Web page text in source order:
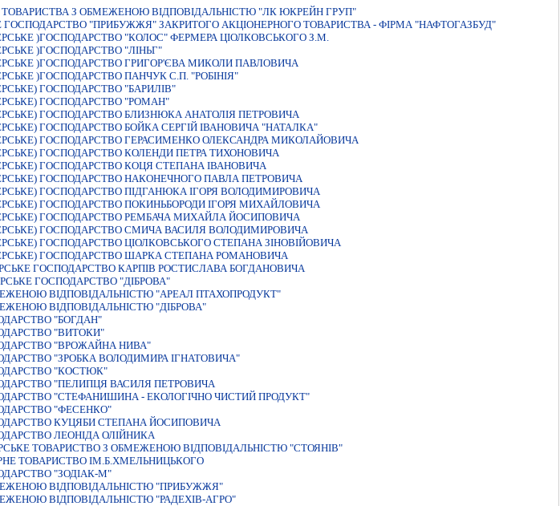
ТОВАРИСТВА З ОБМЕЖЕНОЮ ВІДПОВІДАЛЬНІСТЮ "ЛК ЮКРЕЙН ГРУП"
ГОСПОДАРСТВО "ПРИБУЖЖЯ" ЗАКРИТОГО АКЦІОНЕРНОГО ТОВАРИСТВА - ФІРМА "НАФТОГАЗБУД"
)ГОСПОДАРСТВО "КОЛОС" ФЕРМЕРА ЦIОЛКОВСЬКОГО З.М.
)ГОСПОДАРСТВО "ЛІНЬГ"
)ГОСПОДАРСТВО ГРИГОР'ЄВА МИКОЛИ ПАВЛОВИЧА
)ГОСПОДАРСТВО ПАНЧУК С.П. "РОБІНІЯ"
ГОСПОДАРСТВО "БАРИЛІВ"
ГОСПОДАРСТВО "РОМАН"
ГОСПОДАРСТВО БЛИЗНЮКА АНАТОЛIЯ ПЕТРОВИЧА
ГОСПОДАРСТВО БОЙКА СЕРГІЙ ІВАНОВИЧА "НАТАЛКА"
ГОСПОДАРСТВО ГЕРАСИМЕНКО ОЛЕКСАНДРА МИКОЛАЙОВИЧА
ГОСПОДАРСТВО КОЛЕНДИ ПЕТРА ТИХОНОВИЧА
ГОСПОДАРСТВО КОЦЯ СТЕПАНА IВАНОВИЧА
ГОСПОДАРСТВО НАКОНЕЧНОГО ПАВЛА ПЕТРОВИЧА
ГОСПОДАРСТВО ПІДГАНЮКА ІГОРЯ ВОЛОДИМИРОВИЧА
ГОСПОДАРСТВО ПОКИНЬБОРОДИ ІГОРЯ МИХАЙЛОВИЧА
ГОСПОДАРСТВО РЕМБАЧА МИХАЙЛА ЙОСИПОВИЧА
ГОСПОДАРСТВО СМИЧА ВАСИЛЯ ВОЛОДИМИРОВИЧА
ГОСПОДАРСТВО ЦIОЛКОВСЬКОГО СТЕПАНА ЗIНОВIЙОВИЧА
ГОСПОДАРСТВО ШАРКА СТЕПАНА РОМАНОВИЧА
ГОСПОДАРСТВО КАРПІВ РОСТИСЛАВА БОГДАНОВИЧА
ГОСПОДАРСТВО "ДIБРОВА"
ВІДПОВІДАЛЬНІСТЮ "АРЕАЛ ПТАХОПРОДУКТ"
ВІДПОВІДАЛЬНІСТЮ "ДІБРОВА"
"БОГДАН"
"ВИТОКИ"
"ВРОЖАЙНА НИВА"
"ЗРОБКА ВОЛОДИМИРА ІГНАТОВИЧА"
"КОСТЮК"
"ПЕЛИПЦЯ ВАСИЛЯ ПЕТРОВИЧА
"СТЕФАНИШИНА - ЕКОЛОГIЧНО ЧИСТИЙ ПРОДУКТ"
"ФЕСЕНКО"
КУЦЯБИ СТЕПАНА ЙОСИПОВИЧА
ЛЕОНIДА ОЛIЙНИКА
ТОВАРИСТВО З ОБМЕЖЕНОЮ ВІДПОВІДАЛЬНІСТЮ "СТОЯНІВ"
ТОВАРИСТВО IМ.Б.ХМЕЛЬНИЦЬКОГО
"ЗОДIАК-М"
ВІДПОВІДАЛЬНІСТЮ "ПРИБУЖЖЯ"
ВIДПОВIДАЛЬНIСТЮ "РАДЕХIВ-АГРО"